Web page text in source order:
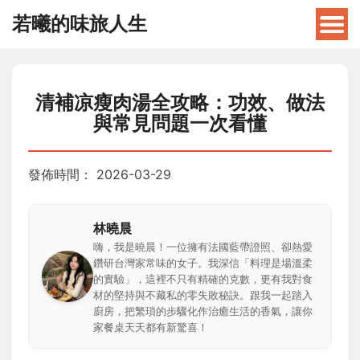
若曦的味旅人生
清補凉瘦肉湯全攻略：功效、做法
與常見問題一次看懂
發佈時間： 2026-03-29
林曉晨
嗨，我是曉晨！一位擁有法國藍帶證照、卻熱愛
鑽研台灣家常味的女子。我深信「料理是場溫柔
的實驗」，這裡不只有精確的克數，更有我對食
材的堅持與不藏私的零失敗秘訣。跟我一起踏入
廚房，把繁瑣的步驟化作治癒生活的香氣，讓你
家餐桌天天都有新驚喜！